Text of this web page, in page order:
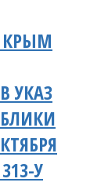
КРЫМ
УКАЗ
У